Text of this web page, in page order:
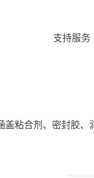
支持服务
盖粘合剂、密封胶